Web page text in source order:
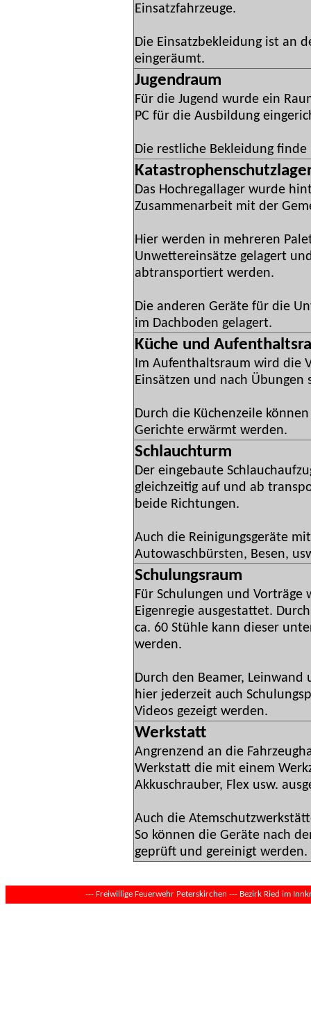
Einsatzfahrzeuge.
Die Einsatzbekleidung ist an
eingeräumt.
Jugendraum
Für die Jugend wurde ein
PC für die Ausbildung
Die restliche Bekleidung finde
Das Hochregallager wurde
Zusammenarbeit mit der
Hier werden in mehreren
Unwettereinsätze gelagert
abtransportiert werden.
Die anderen Geräte für die
im Dachboden gelagert.
Küche und
Im Aufenthaltsraum wird die
Einsätzen und nach Übungen
Durch die Küchenzeile
Gerichte erwärmt werden.
Schlauchturm
Der eingebaute
gleichzeitig auf und ab
beide Richtungen.
Auch die Reinigungsgeräte
Autowaschbürsten, Besen,
Schulungsraum
Für Schulungen und Vorträge
Eigenregie ausgestattet.
ca. 60 Stühle kann dieser
werden.
Durch den Beamer,
hier jederzeit auch
Videos gezeigt werden.
Werkstatt
Angrenzend an die
Werkstatt die mit einem
Akkuschrauber, Flex usw.
Auch die
So können die Geräte nach
geprüft und gereinigt werden.
--- Freiwillige Feuerwehr Peterskirchen --- Bezirk Ried im